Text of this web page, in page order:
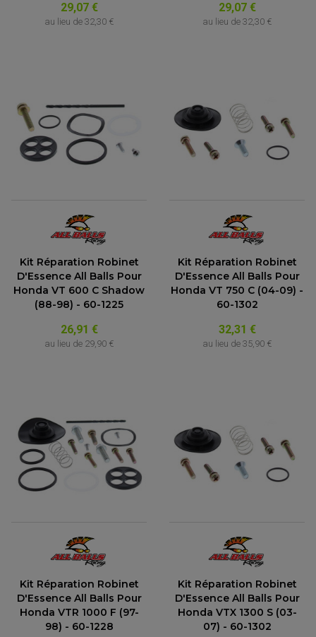
29,07 €
au lieu de 32,30 €
29,07 €
au lieu de 32,30 €
Kit Réparation Robinet
D'Essence All Balls Pour
Honda VT 600 C Shadow
(88-98) - 60-1225
26,91 €
au lieu de 29,90 €
Kit Réparation Robinet
D'Essence All Balls Pour
Honda VT 750 C (04-09) -
60-1302
32,31 €
au lieu de 35,90 €
Kit Réparation Robinet
D'Essence All Balls Pour
Honda VTR 1000 F (97-
98) - 60-1228
Kit Réparation Robinet
D'Essence All Balls Pour
Honda VTX 1300 S (03-
07) - 60-1302